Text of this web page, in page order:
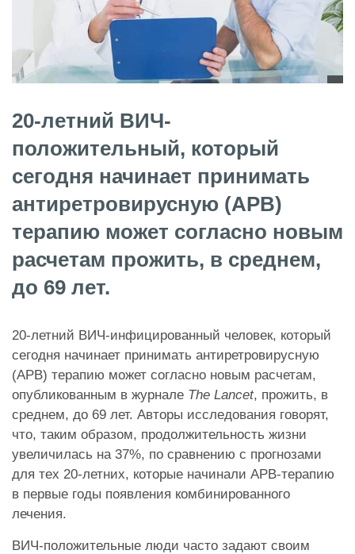
20-летний ВИЧ-
положительный, который
сегодня начинает принимать
антиретровирусную (АРВ)
терапию может согласно новым
расчетам прожить, в среднем,
до 69 лет.
20-летний ВИЧ-инфицированный человек, который
сегодня начинает принимать антиретровирусную
(АРВ) терапию может согласно новым расчетам,
опубликованным в журнале The Lancet, прожить, в
среднем, до 69 лет. Авторы исследования говорят,
что, таким образом, продолжительность жизни
увеличилась на 37%, по сравнению с прогнозами
для тех 20-летних, которые начинали АРВ-терапию
в первые годы появления комбинированного
лечения.
ВИЧ-положительные люди часто задают своим